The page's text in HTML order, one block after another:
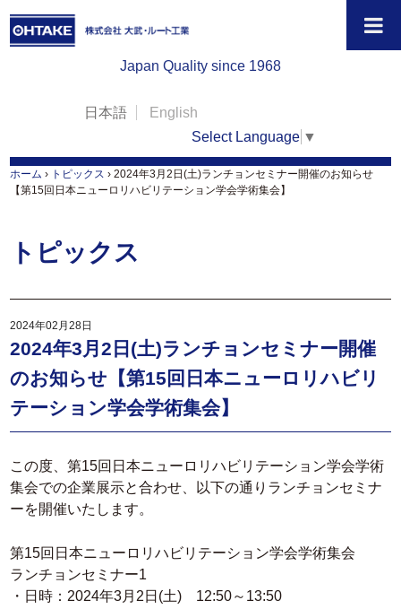
Japan Quality since 1968
日本語
English
Select Language ▼
ホーム › トピックス › 2024年3月2日(土)ランチョンセミナー開催のお知らせ
【第15回日本ニューロリハビリテーション学会学術集会】
トピックス
2024年02月28日
2024年3月2日(土)ランチョンセミナー開催
のお知らせ【第15回日本ニューロリハビリ
テーション学会学術集会】
この度、第15回日本ニューロリハビリテーション学会学術
集会での企業展示と合わせ、以下の通りランチョンセミナ
ーを開催いたします。
第15回日本ニューロリハビリテーション学会学術集会
ランチョンセミナー1
・日時：2024年3月2日(土) 12:50～13:50